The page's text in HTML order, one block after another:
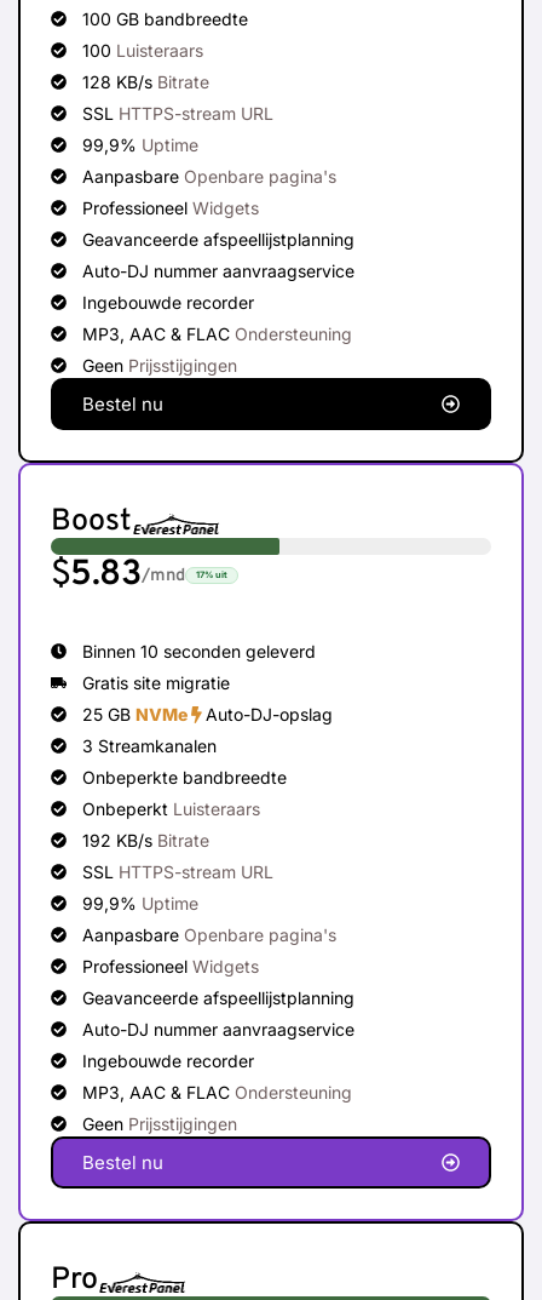
100 GB bandbreedte
100 Luisteraars
128 KB/s Bitrate
SSL HTTPS-stream URL
99,9% Uptime
Aanpasbare Openbare pagina's
ProfessioneelWidgets
Geavanceerde afspeellijstplanning
Auto-DJ nummer aanvraagservice
Ingebouwde recorder
MP3, AAC & FLAC Ondersteuning
Geen Prijsstijgingen
Bestel nu
Boost
$5.83/mnd 17% uit
Binnen 10 seconden geleverd
Gratis site migratie
25 GBNVMe
Auto-DJ-opslag
3 Streamkanalen
Onbeperkte bandbreedte
Onbeperkt Luisteraars
192 KB/s Bitrate
SSL HTTPS-stream URL
99,9% Uptime
Aanpasbare Openbare pagina's
ProfessioneelWidgets
Geavanceerde afspeellijstplanning
Auto-DJ nummer aanvraagservice
Ingebouwde recorder
MP3, AAC & FLAC Ondersteuning
Geen Prijsstijgingen
Bestel nu
Pro